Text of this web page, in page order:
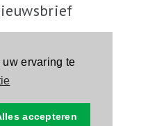
ervaring te
accepteren